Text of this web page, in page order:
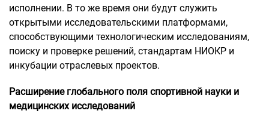
исполнении. В то же время они будут служить
открытыми исследовательскими платформами,
способствующими технологическим исследованиям,
поиску и проверке решений, стандартам НИОКР и
инкубации отраслевых проектов.
Расширение глобального поля спортивной науки и
медицинских исследований